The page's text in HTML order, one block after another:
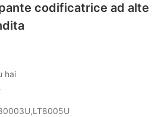
codificatrice ad alte
hai